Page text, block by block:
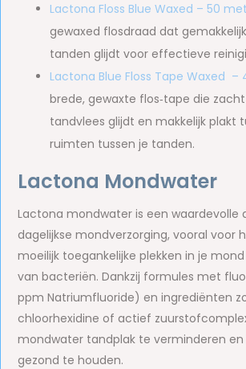
Lactona Floss Blue Waxed – 50
gewaxed flosdraad dat
tanden glijdt voor effectieve
Lactona Blue Floss Tape Waxed
brede, gewaxte flos‑tape die
tandvlees glijdt en makkelijk plakt
ruimten tussen je tanden.
Lactona Mondwater
Lactona mondwater is een waardevolle
dagelijkse mondverzorging, vooral voor
moeilijk toegankelijke plekken in je
van bacteriën. Dankzij formules met
ppm Natriumfluoride) en ingrediënten
chloorhexidine of actief
mondwater tandplak te verminderen en
gezond te houden.